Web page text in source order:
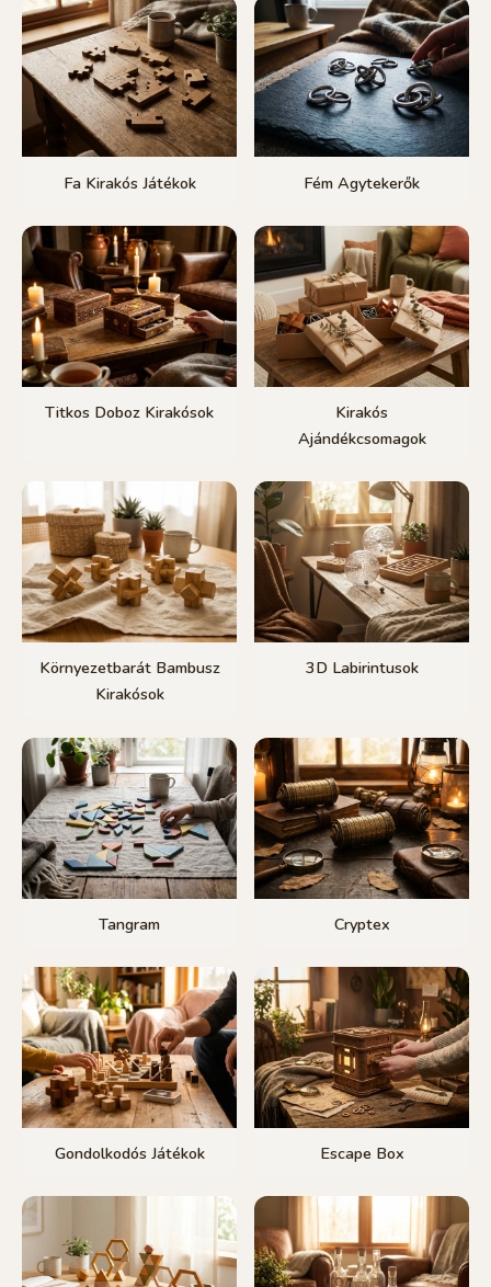
Fa Kirakós Játékok Fém Agytekerők
Titkos Doboz Kirakósok
Kirakós
Ajándékcsomagok
Környezetbarát Bambusz
Kirakósok
3D Labirintusok
Tangram Cryptex
Gondolkodós Játékok Escape Box